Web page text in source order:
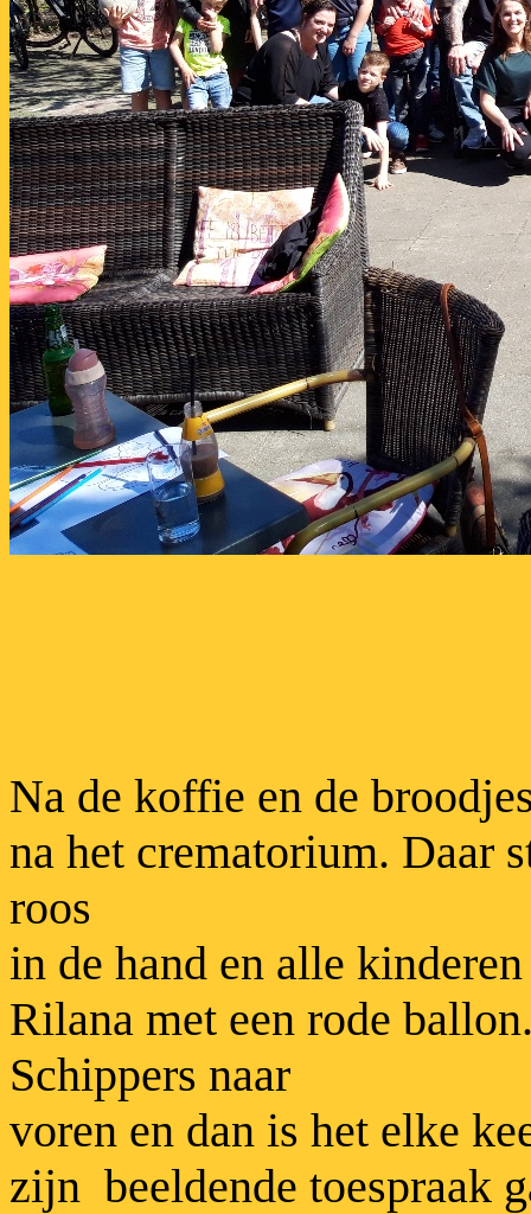
Na de koffie en de
na het crematorium. Daar
roos
in de hand en alle
Rilana met een rode
Schippers naar
voren en dan is het elke
zijn beeldende toespraak